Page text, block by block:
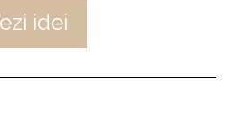
idei